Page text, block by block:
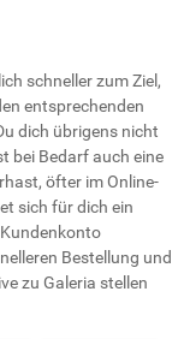
schneller zum Ziel,
entsprechenden
dich übrigens nicht
bei Bedarf auch eine
öfter im Online-
sich für dich ein
Bestellung und
zu Galeria stellen